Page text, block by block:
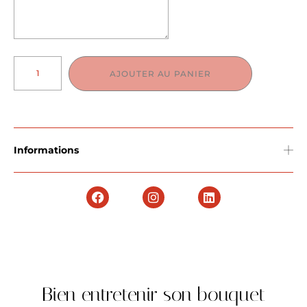
AJOUTER AU PANIER
Informations
Bien entretenir son bouquet